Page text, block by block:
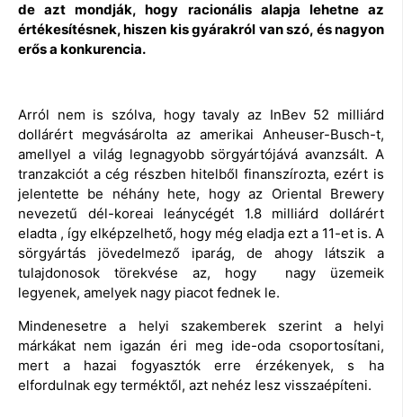
de azt mondják, hogy racionális alapja lehetne az
értékesítésnek, hiszen kis gyárakról van szó, és nagyon
erős a konkurencia.
Arról nem is szólva, hogy tavaly az InBev 52 milliárd
dollárért megvásárolta az amerikai Anheuser-Busch-t,
amellyel a világ legnagyobb sörgyártójává avanzsált. A
tranzakciót a cég részben hitelből finanszírozta, ezért is
jelentette be néhány hete, hogy az Oriental Brewery
nevezetű dél-koreai leánycégét 1.8 milliárd dollárért
eladta , így elképzelhető, hogy még eladja ezt a 11-et is. A
sörgyártás jövedelmező iparág, de ahogy látszik a
tulajdonosok törekvése az, hogy nagy üzemeik
legyenek, amelyek nagy piacot fednek le.
Mindenesetre a helyi szakemberek szerint a helyi
márkákat nem igazán éri meg ide-oda csoportosítani,
mert a hazai fogyasztók erre érzékenyek, s ha
elfordulnak egy terméktől, azt nehéz lesz visszaépíteni.